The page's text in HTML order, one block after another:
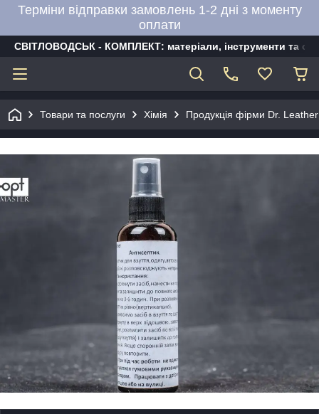
Терміни відправки замовлень 1-2 дні з моменту
оплати
СВІТЛОВОДСЬК - КОМПЛЕКТ: матеріали, інструменти та
Товари та послуги Хімія Продукція фірми Dr. Leather